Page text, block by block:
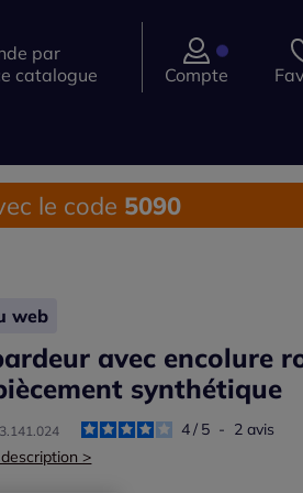
par
catalogue
Compte
le code 5090
web
avec encolure
synthétique
4/ 5 - 2avis
>